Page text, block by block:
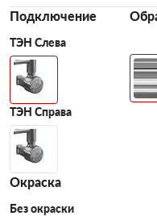
Подключение
ТЭН Слева
ТЭН Справа
Окраска
Без окраски